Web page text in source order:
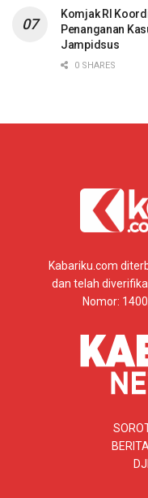
Komjak RI
Penanganan
Jampidsus
0 SHARES
Kabariku.com
dan telah
Nomor: